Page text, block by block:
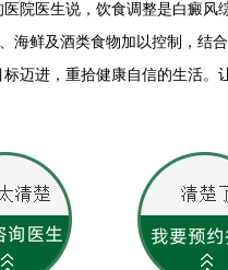
医院医生说，饮食调整是白癜风
海鲜及酒类食物加以控制，结
迈进，重拾健康自信的生活。